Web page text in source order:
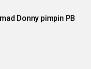
Donny pimpin PB